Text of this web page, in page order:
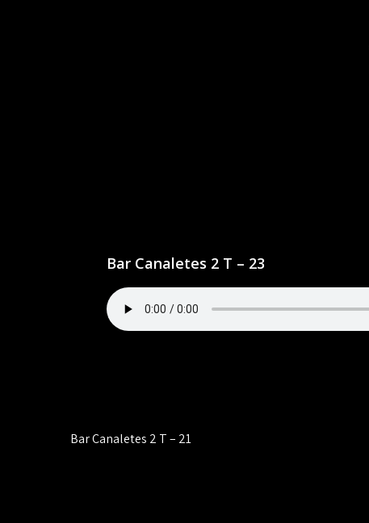
Bar Canaletes 2 T – 23
Navegación
Bar Canaletes 2 T – 21